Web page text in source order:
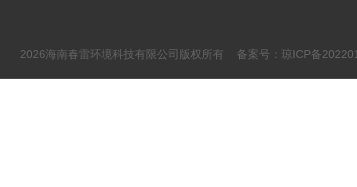
2026海南春雷环境科技有限公司版权所有 备案号：琼ICP备